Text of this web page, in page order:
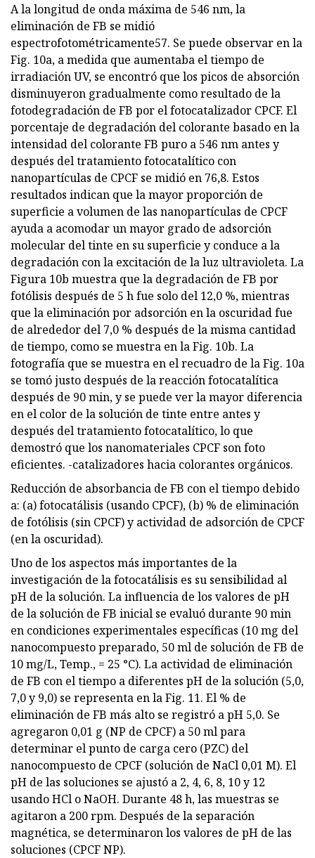
A la longitud de onda máxima de 546 nm, la
eliminación de FB se midió
espectrofotométricamente57. Se puede observar en la
Fig. 10a, a medida que aumentaba el tiempo de
irradiación UV, se encontró que los picos de absorción
disminuyeron gradualmente como resultado de la
fotodegradación de FB por el fotocatalizador CPCF. El
porcentaje de degradación del colorante basado en la
intensidad del colorante FB puro a 546 nm antes y
después del tratamiento fotocatalítico con
nanopartículas de CPCF se midió en 76,8. Estos
resultados indican que la mayor proporción de
superficie a volumen de las nanopartículas de CPCF
ayuda a acomodar un mayor grado de adsorción
molecular del tinte en su superficie y conduce a la
degradación con la excitación de la luz ultravioleta. La
Figura 10b muestra que la degradación de FB por
fotólisis después de 5 h fue solo del 12,0 %, mientras
que la eliminación por adsorción en la oscuridad fue
de alrededor del 7,0 % después de la misma cantidad
de tiempo, como se muestra en la Fig. 10b. La
fotografía que se muestra en el recuadro de la Fig. 10a
se tomó justo después de la reacción fotocatalítica
después de 90 min, y se puede ver la mayor diferencia
en el color de la solución de tinte entre antes y
después del tratamiento fotocatalítico, lo que
demostró que los nanomateriales CPCF son foto
eficientes. -catalizadores hacia colorantes orgánicos.
Reducción de absorbancia de FB con el tiempo debido
a: (a) fotocatálisis (usando CPCF), (b) % de eliminación
de fotólisis (sin CPCF) y actividad de adsorción de CPCF
(en la oscuridad).
Uno de los aspectos más importantes de la
investigación de la fotocatálisis es su sensibilidad al
pH de la solución. La influencia de los valores de pH
de la solución de FB inicial se evaluó durante 90 min
en condiciones experimentales específicas (10 mg del
nanocompuesto preparado, 50 ml de solución de FB de
10 mg/L, Temp., = 25 °C). La actividad de eliminación
de FB con el tiempo a diferentes pH de la solución (5,0,
7,0 y 9,0) se representa en la Fig. 11. El % de
eliminación de FB más alto se registró a pH 5,0. Se
agregaron 0,01 g (NP de CPCF) a 50 ml para
determinar el punto de carga cero (PZC) del
nanocompuesto de CPCF (solución de NaCl 0,01 M). El
pH de las soluciones se ajustó a 2, 4, 6, 8, 10 y 12
usando HCl o NaOH. Durante 48 h, las muestras se
agitaron a 200 rpm. Después de la separación
magnética, se determinaron los valores de pH de las
soluciones (CPCF NP).